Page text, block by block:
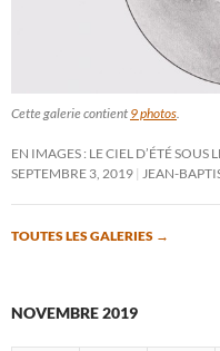
Cette galerie contient 9 photos
EN IMAGES : LE CIEL D’ÉTÉ SOUS
SEPTEMBRE 3, 2019
JEAN-
TOUTES LES GALERIES →
NOVEMBRE 2019